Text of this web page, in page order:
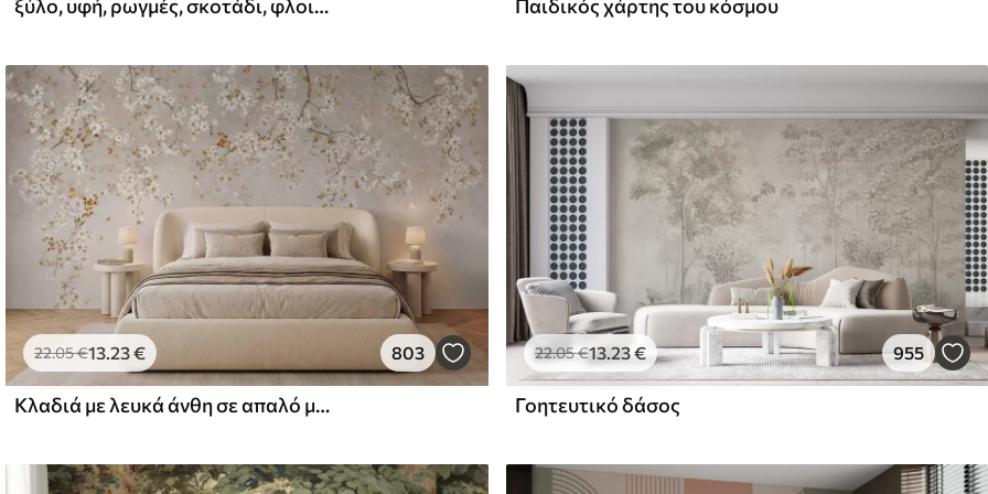
and Stick ξύλο, υφή, ρωγμές, σκοτάδι, φλοιός, επιφάνεια Παιδικός χάρτης του κόσμου
22.05€13.23€ 803
Κλαδιά με λευκά άνθη σε απαλό μπεζ φόντο
22.05€13.23€ 955
Γοητευτικό δάσος